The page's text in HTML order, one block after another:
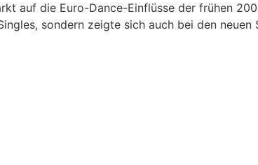
auf die Euro-Dance-Einflüsse der frühen
sondern zeigte sich auch bei den